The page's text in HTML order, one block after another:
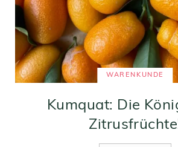
WARENKUNDE
Kumquat: Die